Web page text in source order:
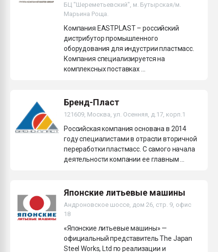
БЦ "Шереметьевский", м. Бутырская/м.
Марьина Роща.
Компания EASTPLAST – российский
дистрибутор промышленного
оборудования для индустрии пластмасс.
Компания специализируется на
комплексных поставках ...
Бренд-Пласт
121609, Москва, ул. Осенняя, д.17, корп.1
Российская компания основана в 2014
году специалистами в отрасли вторичной
переработки пластмасс. С самого начала
деятельности компании ее главным ...
Японские литьевые машины
Андроновское шоссе, дом 26, стр. 9, офис
18
«Японские литьевые машины» —
официальный представитель The Japan
Steel Works, Ltd по реализации и